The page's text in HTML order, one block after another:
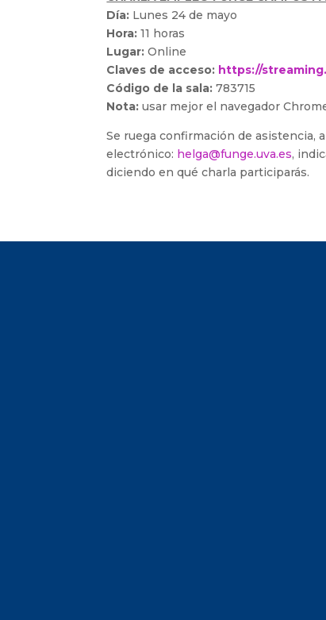
Día: Lunes 24 de mayo
Hora:11 horas
Lugar:Online
Claves de acceso: https://
Código de la sala:783715
Nota:usar mejor el navegador
Se ruega confirmación de asistencia,
electrónico: helga@funge.uva.es,
diciendo en qué charla participarás.